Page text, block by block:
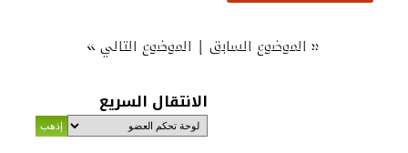
« الموضوع السابق| الموضوع التالي»
الانتقال السريع